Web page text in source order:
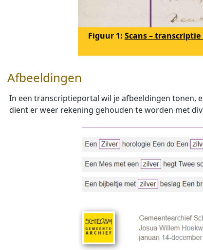
Figuur 1: Scans –
Afbeeldingen
In een transcriptieportal wil je afbeeldingen tonen,
dient er weer rekening gehouden te worden met